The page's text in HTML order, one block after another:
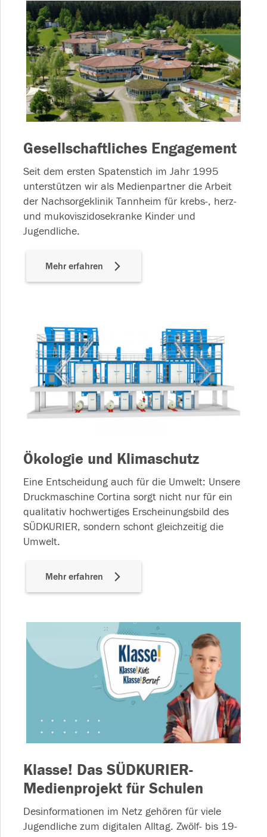
Gesellschaftliches Engagement
Seit dem ersten Spatenstich im Jahr 1995
unterstützen wir als Medienpartner die Arbeit
der Nachsorgeklinik Tannheim für krebs-, herz-
und mukoviszidosekranke Kinder und
Jugendliche.
Mehr erfahren
Ökologie und Klimaschutz
Eine Entscheidung auch für die Umwelt: Unsere
Druckmaschine Cortina sorgt nicht nur für ein
qualitativ hochwertiges Erscheinungsbild des
SÜDKURIER, sondern schont gleichzeitig die
Umwelt.
Mehr erfahren
Klasse! Das SÜDKURIER-
Medienprojekt für Schulen
Desinformationen im Netz gehören für viele
Jugendliche zum digitalen Alltag. Zwölf- bis 19-